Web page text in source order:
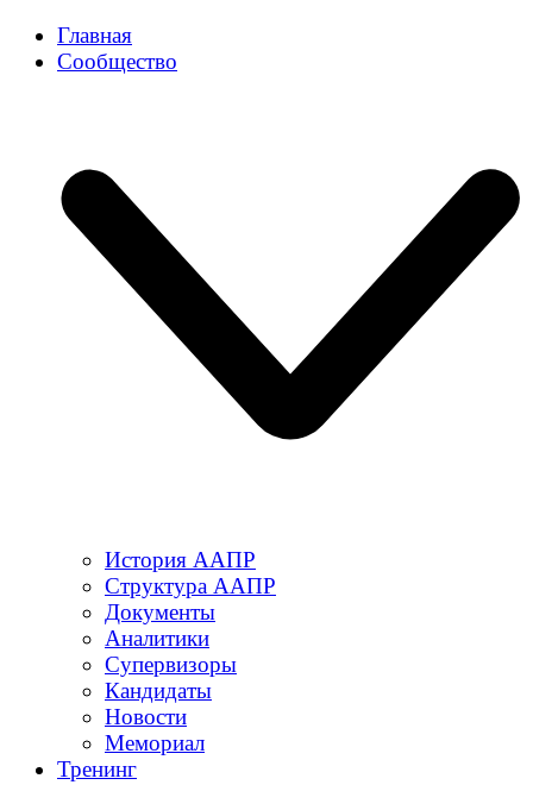
Главная
Сообщество
История ААПР
Структура ААПР
Документы
Аналитики
Супервизоры
Кандидаты
Новости
Мемориал
Тренинг